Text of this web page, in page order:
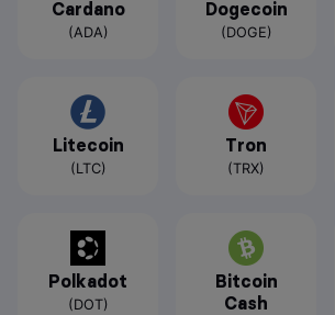
Cardano
(ADA)
Dogecoin
(DOGE)
Litecoin
(LTC)
Tron
(TRX)
Polkadot
(DOT)
Bitcoin
Cash